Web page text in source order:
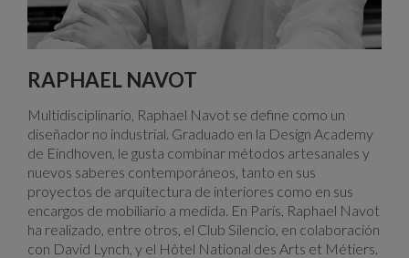
RAPHAEL NAVOT
Multidisciplinario, Raphael Navot se define como un
diseñador no industrial. Graduado en la Design Academy
de Eindhoven, le gusta combinar métodos artesanales y
nuevos saberes contemporáneos, tanto en sus
proyectos de arquitectura de interiores como en sus
encargos de mobiliario a medida. En París, Raphael Navot
ha realizado, entre otros, el Club Silencio, en colaboración
con David Lynch, y el Hôtel National des Arts et Métiers.